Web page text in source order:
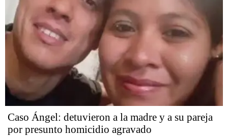
Caso Ángel: detuvieron a la madre y a su pareja
por presunto homicidio agravado